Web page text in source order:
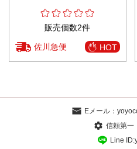
販売個数2件
佐川急便 HOT
Eメール：
信頼第一
Line